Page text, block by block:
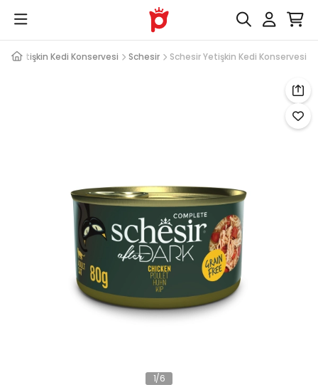
Yetişkin Kedi Konservesi Schesir Schesir Yetişkin Kedi Konservesi
1/6